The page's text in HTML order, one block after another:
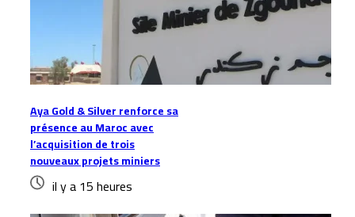
Aya Gold & Silver renforce sa
présence au Maroc avec
l’acquisition de trois
nouveaux projets miniers
il y a 15 heures